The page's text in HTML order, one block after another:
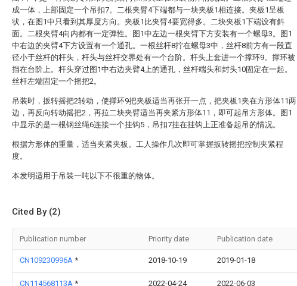
成一体，上部固定一个吊扣7。二根夹臂4下端都与一块夹板1相连接。夹板1呈板
状，在图1中只看到其厚度方向。夹板1比夹臂4要宽得多。二块夹板1下端设有斜
面。二根夹臂4向内都有一定弹性。图1中左边一根夹臂下方安装有一个螺母3。图1
中右边的夹臂4下方设置有一个通孔。一根丝杆8拧在螺母3中，丝杆8前方有一段直
径小于丝杆的杆头，杆头与丝杆交界处有一个台阶。杆头上套进一个撑环9。撑环被
挡在台阶上。杆头穿过图1中右边夹臂4上的通孔，丝杆端头和封头10固定在一起。
丝杆左端固定一个摇把2。
吊装时，扳转摇把2转动，使撑环9把夹板适当再张开一点，把夹板1夹在方形体11两
边，再反向转动摇把2，再拉二块夹臂适当再夹紧方形体11，即可起吊方形体。图1
中显示的是一根钢丝绳6连接一个挂钩5，吊扣7挂在挂钩上正准备起吊的情况。
根据方形体的重量，适当夹紧夹板。工人操作几次即可掌握扳转摇把控制夹紧程
度。
本发明适用于吊装一吨以下不很重的物体。
Cited By (2)
Publication number Priority date Publication date
CN109230996A * 2018-10-19 2019-01-18
CN114568113A * 2022-04-24 2022-06-03